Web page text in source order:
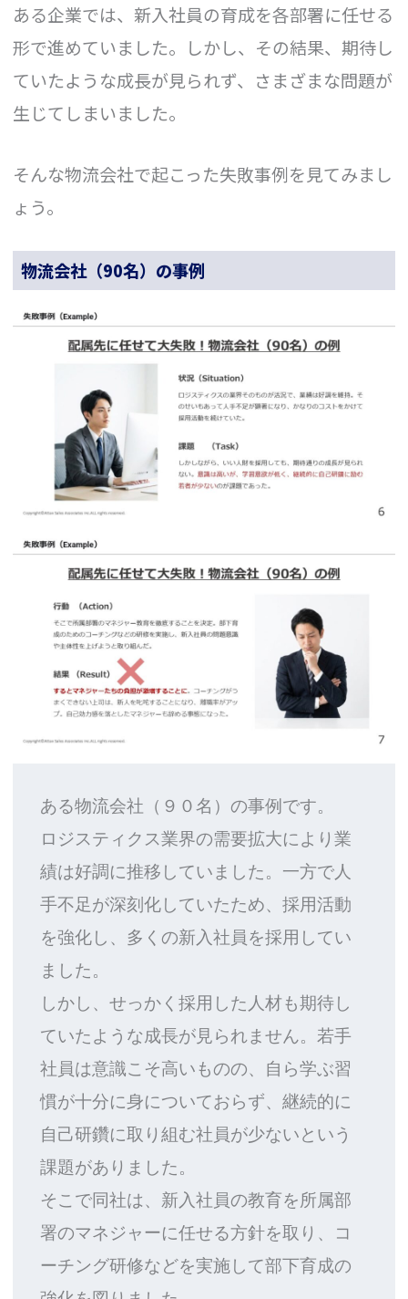
ある企業では、新入社員の育成を各部署に任せる
形で進めていました。しかし、その結果、期待し
ていたような成長が見られず、さまざまな問題が
生じてしまいました。
そんな物流会社で起こった失敗事例を見てみまし
ょう。
物流会社（90名）の事例
ある物流会社（９０名）の事例です。
ロジスティクス業界の需要拡大により業
績は好調に推移していました。一方で人
手不足が深刻化していたため、採用活動
を強化し、多くの新入社員を採用してい
ました。
しかし、せっかく採用した人材も期待し
ていたような成長が見られません。若手
社員は意識こそ高いものの、自ら学ぶ習
慣が十分に身についておらず、継続的に
自己研鑽に取り組む社員が少ないという
課題がありました。
そこで同社は、新入社員の教育を所属部
署のマネジャーに任せる方針を取り、コ
ーチング研修などを実施して部下育成の